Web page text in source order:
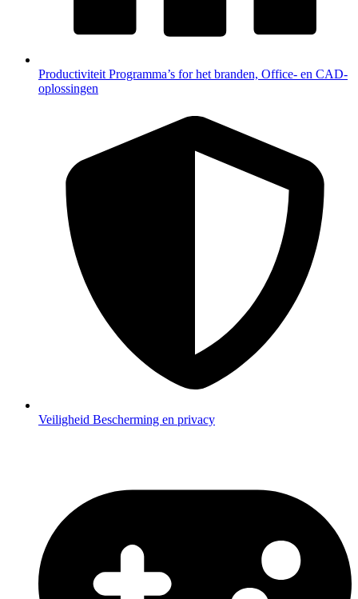
Productiviteit Programma’s for het branden, Office- en CAD-
oplossingen
Veiligheid Bescherming en privacy